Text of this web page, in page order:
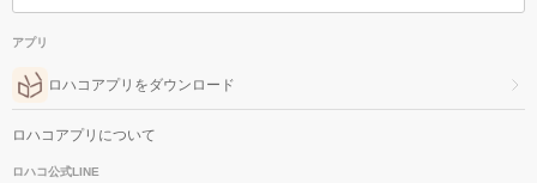
アプリ
ロハコアプリをダウンロード
ロハコアプリについて
ロハコ公式LINE